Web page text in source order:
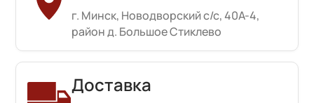
г. Минск, Новодворский с/с, 40А-4,
район д. Большое Стиклево
Доставка